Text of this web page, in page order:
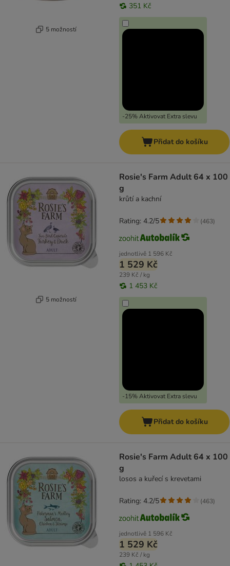
5 možností
351 Kč
-25% Aktivovat Extra slevu
Přidat do košíku
5 možností
Rosie's Farm Adult 64 x 100
g
krůtí a kachní
jednotlivě 1 596 Kč
1 529 Kč
239 Kč / kg
1 453 Kč
-15% Aktivovat Extra slevu
Rating: 4.2/5 (463)
Přidat do košíku
Rosie's Farm Adult 64 x 100
g
losos a kuřecí s krevetami
jednotlivě 1 596 Kč
1 529 Kč
239 Kč / kg
Rating: 4.2/5 (463)